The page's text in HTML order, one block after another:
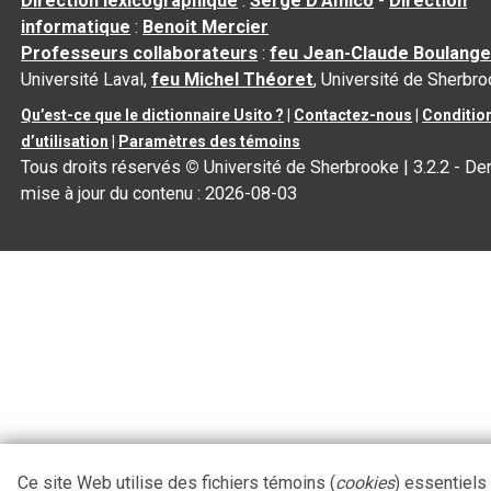
informatique : Benoit Mercier
Professeurs collaborateurs :feu Jean-Claude
Université Laval,feu Michel Théoret, Université de
Qu’est-ce que le dictionnaire Usito ? Contactez-nous
d’utilisation
Paramètres des témoins
Tous droits réservés © Université de Sherbrooke |3.2.2 -
mise à jour du contenu :2026-08-03
Ce site Web utilise des fichiers témoins (cookies) essentiels